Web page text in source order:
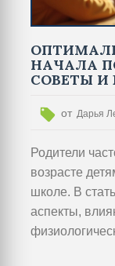
НАЧАЛА
СОВЕТЫ И
от Дарья
Родители
возрасте
школе. В
аспекты,